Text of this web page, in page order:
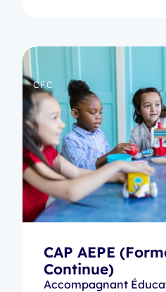
CFC
CAP AEPE
Continue)
Accompagnant